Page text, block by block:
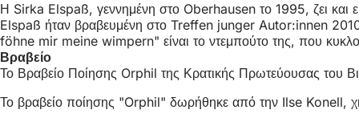
Η Sirka Elspaß, γεννημένη στο Oberhausen το 1995, ζει και
Elspaß ήταν βραβευμένη στο Treffen junger Autor:innen 2010
föhne mir meine wimpern" είναι το ντεμπούτο της, που
Βραβείο
Το Βραβείο Ποίησης Orphil της Κρατικής Πρωτεύουσας του
Το βραβείο ποίησης "Orphil" δωρήθηκε από την Ilse Konell,